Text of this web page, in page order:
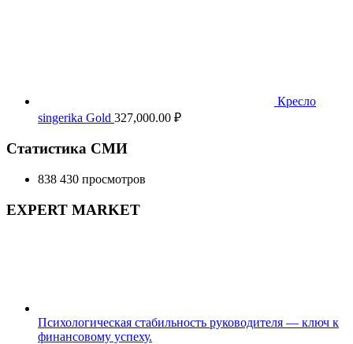
Кресло
singerika Gold 327,000.00 ₽
Статистика СМИ
838 430 просмотров
EXPERT MARKET
Психологическая стабильность руководителя — ключ к
финансовому успеху.